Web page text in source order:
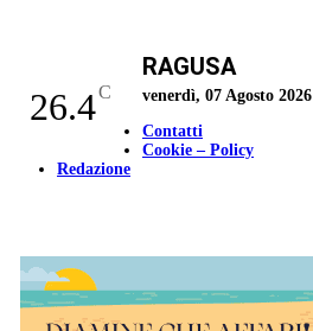
26.4C
RAGUSA
venerdì, 07 Agosto 2026
Contatti
Cookie – Policy
Redazione